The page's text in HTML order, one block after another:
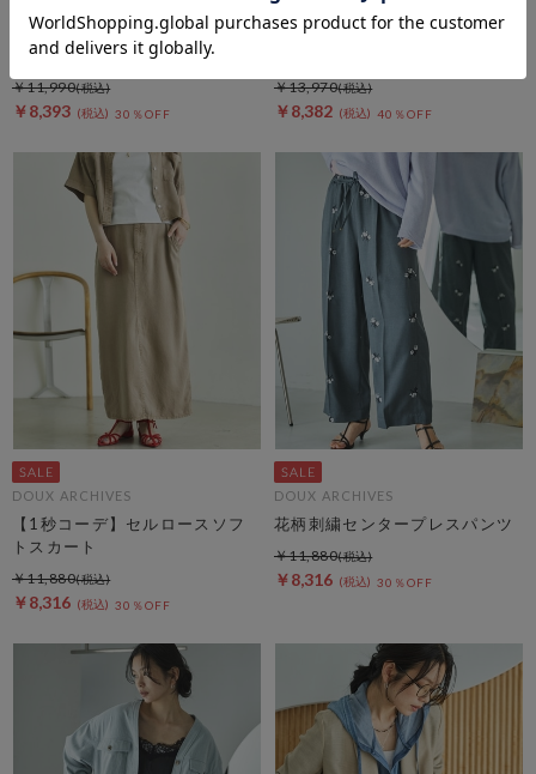
DOUX ARCHIVES
セルロースソフトシャツ
￥8,393 30％OFF
￥11,990
DOUX ARCHIVES
￥8,382 40％OFF
￥13,970
DOUX ARCHIVES
【1秒コーデ】セルロースソフ
トスカート
￥8,316 30％OFF
￥11,880
DOUX ARCHIVES
花柄刺繍センタープレスパンツ
￥8,316 30％OFF
￥11,880